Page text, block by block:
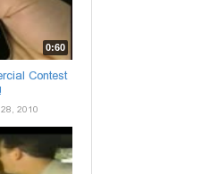
0:60
Contest
2010